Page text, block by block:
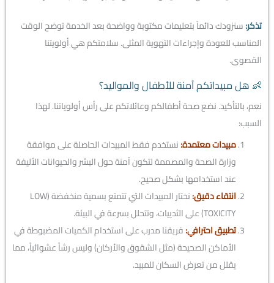
تذكر:سنزودك دائماً بتعليمات مكتوبة وواضحة بعد الخدمة توضح الوقت
المناسب للعودة وإجراءات التهوية المثلى. سلامتكم هي أولويتنا
القصوى.
👶 هل مبيداتكم آمنة للأطفال والمواليد؟
نعم، بالتأكيد. نضع صحة أطفالكم وعائلاتكم على رأس أولوياتنا. لهذا
السبب:
مبيدات معتمدة:نستخدم فقط المبيدات الحاصلة على موافقة
وزارة الصحة والمصممة لتكون آمنة حول البشر والحيوانات الأليفة
عند استخدامها بشكل صحيح.
انتقاء دقيق:
نختار المبيدات التي تتمتع بسمية منخفضة (LOW
TOXICITY) على الثدييات، وتتحلل بسرعة في البيئة.
تطبيق احترافي:فريقنا مدرب على استخدام الكميات المضبوطة في
الأماكن الصحيحة (مثل الشقوق والأركان) وليس رشاً عشوائياً، مما
يقلل من تعرض السكان للمبيد.